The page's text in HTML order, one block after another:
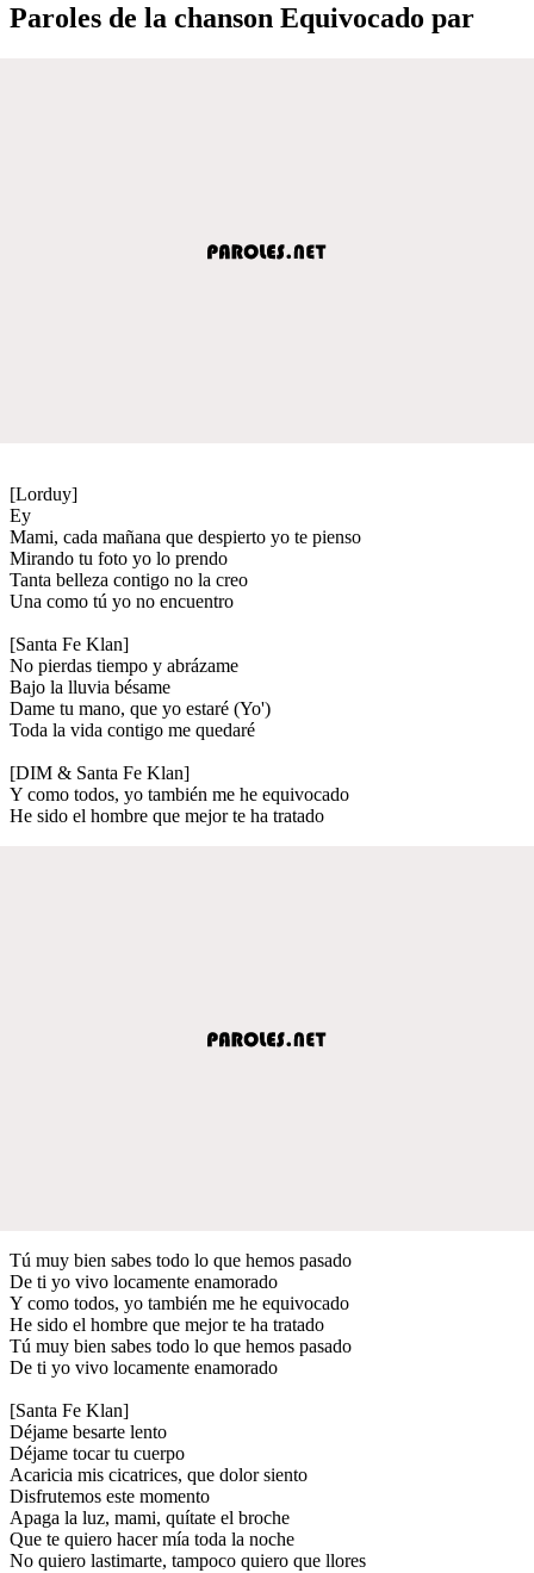
Paroles de la chanson Equivocado par
[Lorduy]
Ey
Mami, cada mañana que despierto yo te pienso
Mirando tu foto yo lo prendo
Tanta belleza contigo no la creo
Una como tú yo no encuentro
[Santa Fe Klan]
No pierdas tiempo y abrázame
Bajo la lluvia bésame
Dame tu mano, que yo estaré (Yo')
Toda la vida contigo me quedaré
[DIM & Santa Fe Klan]
Y como todos, yo también me he equivocado
He sido el hombre que mejor te ha tratado
Tú muy bien sabes todo lo que hemos pasado
De ti yo vivo locamente enamorado
Y como todos, yo también me he equivocado
He sido el hombre que mejor te ha tratado
Tú muy bien sabes todo lo que hemos pasado
De ti yo vivo locamente enamorado
[Santa Fe Klan]
Déjame besarte lento
Déjame tocar tu cuerpo
Acaricia mis cicatrices, que dolor siento
Disfrutemos este momento
Apaga la luz, mami, quítate el broche
Que te quiero hacer mía toda la noche
No quiero lastimarte, tampoco quiero que llores